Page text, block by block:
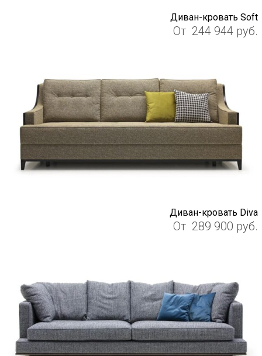
Диван-кровать Soft
От 244 944 руб.
Диван-кровать Diva
От 289 900 руб.